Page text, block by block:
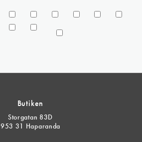
Butiken
Storgatan 83D
953 31 Haparanda